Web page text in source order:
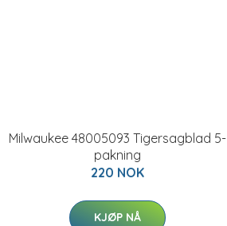
Milwaukee 48005093 Tigersagblad 5-
pakning
220 NOK
KJØP NÅ